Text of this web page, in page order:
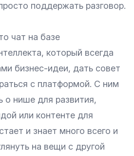
поддержать разговор.
чат на базе
который всегда
бизнес-идеи, дать совет
с платформой. С ним
о нише для развития,
или контенте для
и знает много всего и
на вещи с другой